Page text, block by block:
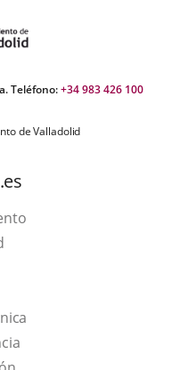
Teléfono:+34 983 426 100
de Valladolid